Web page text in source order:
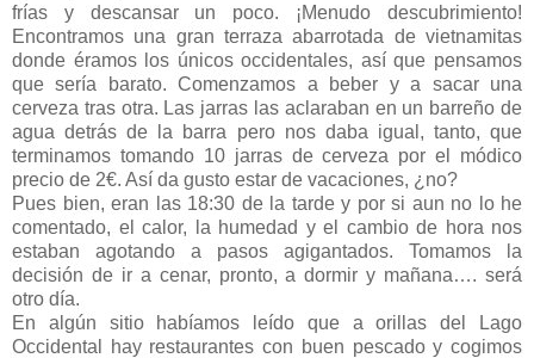
frías y descansar un poco. ¡Menudo descubrimiento!
Encontramos una gran terraza abarrotada de vietnamitas
donde éramos los únicos occidentales, así que pensamos
que sería barato. Comenzamos a beber y a sacar una
cerveza tras otra. Las jarras las aclaraban en un barreño de
agua detrás de la barra pero nos daba igual, tanto, que
terminamos tomando 10 jarras de cerveza por el módico
precio de 2€. Así da gusto estar de vacaciones, ¿no?
Pues bien, eran las 18:30 de la tarde y por si aun no lo he
comentado, el calor, la humedad y el cambio de hora nos
estaban agotando a pasos agigantados. Tomamos la
decisión de ir a cenar, pronto, a dormir y mañana…. será
otro día.
En algún sitio habíamos leído que a orillas del Lago
Occidental hay restaurantes con buen pescado y cogimos